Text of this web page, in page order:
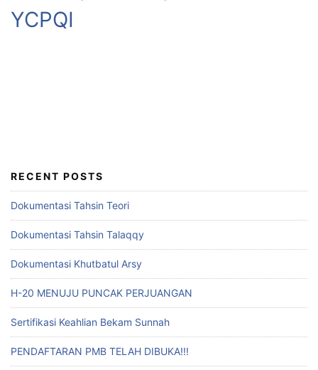
YCPQI
RECENT POSTS
Dokumentasi Tahsin Teori
Dokumentasi Tahsin Talaqqy
Dokumentasi Khutbatul Arsy
H-20 MENUJU PUNCAK PERJUANGAN
Sertifikasi Keahlian Bekam Sunnah
PENDAFTARAN PMB TELAH DIBUKA!!!